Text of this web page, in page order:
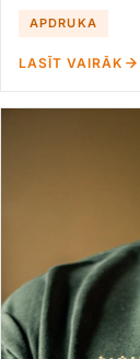
APDRUKA
LASĪT VAIRĀK